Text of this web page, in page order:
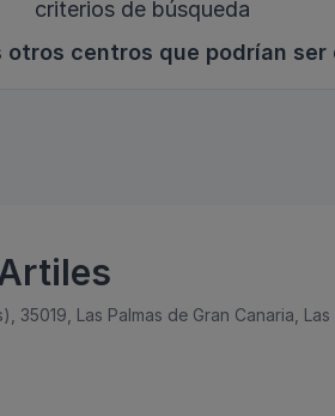
criterios de búsqueda
otros centros que podrían
35019, Las Palmas de Gran Canaria, Las